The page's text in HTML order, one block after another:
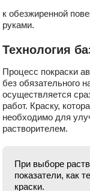
к обезжиренной
руками.
Технология
Процесс покраски
без обязательного
осуществляется
работ. Краску,
необходимо для
растворителем.
При выборе
показатели, как
краски.